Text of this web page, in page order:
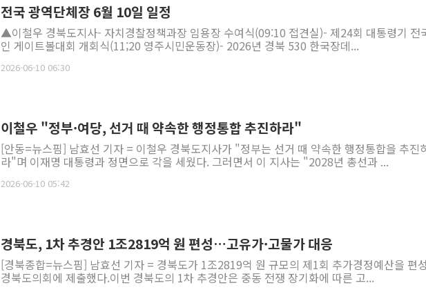
전국 광역단체장 6월 10일 일정
▲이철우 경북도지사- 자치경찰정책과장 임용장 수여식(09:10 접견실)- 제24회 대통령기 전
인 게이트볼대회 개회식(11;20 영주시민운동장)- 2026년 경북 530 한국장데...
2026-06-10 06:30
이철우 "정부·여당, 선거 때 약속한 행정통합 추진하라"
[안동=뉴스핌] 남효선 기자 = 이철우 경북도지사가 "정부는 선거 때 약속한 행정통합을 추진
라"며 이재명 대통령과 정면으로 각을 세웠다. 그러면서 이 지사는 "2028년 총선과 ...
2026-06-10 05:42
경북도, 1차 추경안 1조2819억 원 편성…고유가·고물가 대응
[경북종합=뉴스핌] 남효선 기자 = 경북도가 1조2819억 원 규모의 제1회 추가경정예산을 편
경북도의회에 제출했다.이번 경북도의 1차 추경안은 중동 전쟁 장기화에 따른 고...